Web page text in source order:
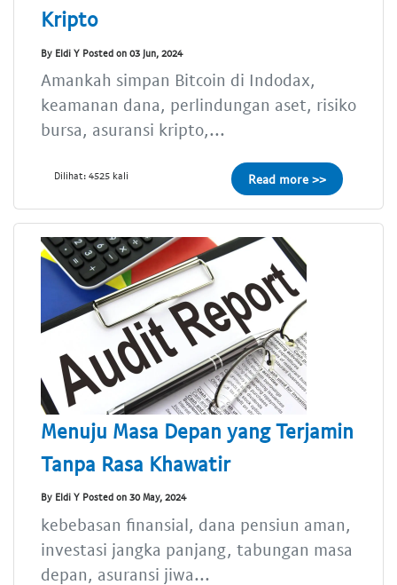
Kripto
By Eldi Y Posted on 03 Jun, 2024
Amankah simpan Bitcoin di Indodax,
keamanan dana, perlindungan aset, risiko
bursa, asuransi kripto,...
Dilihat: 4525 kali Read more >>
Menuju Masa Depan yang Terjamin
Tanpa Rasa Khawatir
By Eldi Y Posted on 30 May, 2024
kebebasan finansial, dana pensiun aman,
investasi jangka panjang, tabungan masa
depan, asuransi jiwa...